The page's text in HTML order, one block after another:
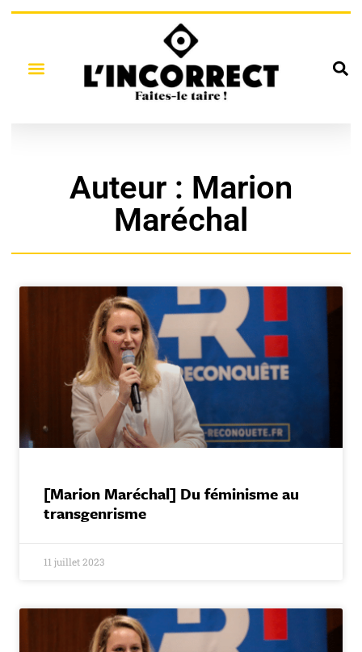
Auteur : Marion
Maréchal
[Marion Maréchal] Du féminisme au
transgenrisme
11 juillet 2023